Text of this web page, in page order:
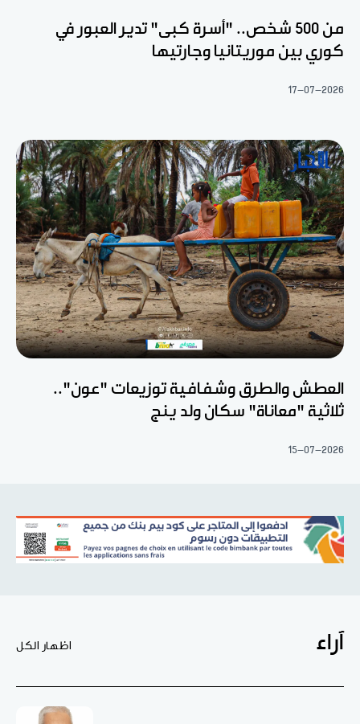
من 500 شخص.. "أسرة كبى" تدير العبور في
كوري بين موريتانيا وجارتيها
17-07-2026
العطش والطرق وشفافية توزيعات "عون"..
ثلاثية "معاناة" سكان ولد ينج
15-07-2026
آراء اظهار الكل